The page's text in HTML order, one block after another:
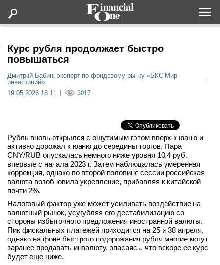
Статьи
Мероприятия
Новости
Интервью
вконтакте
телеграм
Курс рубля продолжает быстро
повышаться
Дмитрий Бабин, эксперт по фондовому рынку «БКС Мир
инвестиций»
19.05.2026 18:11
3017
Рубль вновь открылся с ощутимым гэпом вверх к юаню и
активно дорожал к юаню до середины торгов. Пара
CNY/RUB опускалась немного ниже уровня 10,4 руб.
впервые с начала 2023 г. Затем наблюдалась умеренная
коррекция, однако во второй половине сессии российская
валюта возобновила укрепление, прибавляя к китайской
почти 2%.
Налоговый фактор уже может усиливать воздействие на
валютный рынок, усугубляя его дестабилизацию со
стороны избыточного предложения иностранной валюты.
Пик фискальных платежей приходится на 25 и 38 апреля,
однако на фоне быстрого подорожания рубля многие могут
заранее продавать инвалюту, опасаясь, что вскоре ее курс
будет еще ниже.